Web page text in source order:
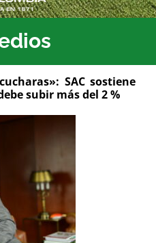
SAC sostiene
subir más del 2 %